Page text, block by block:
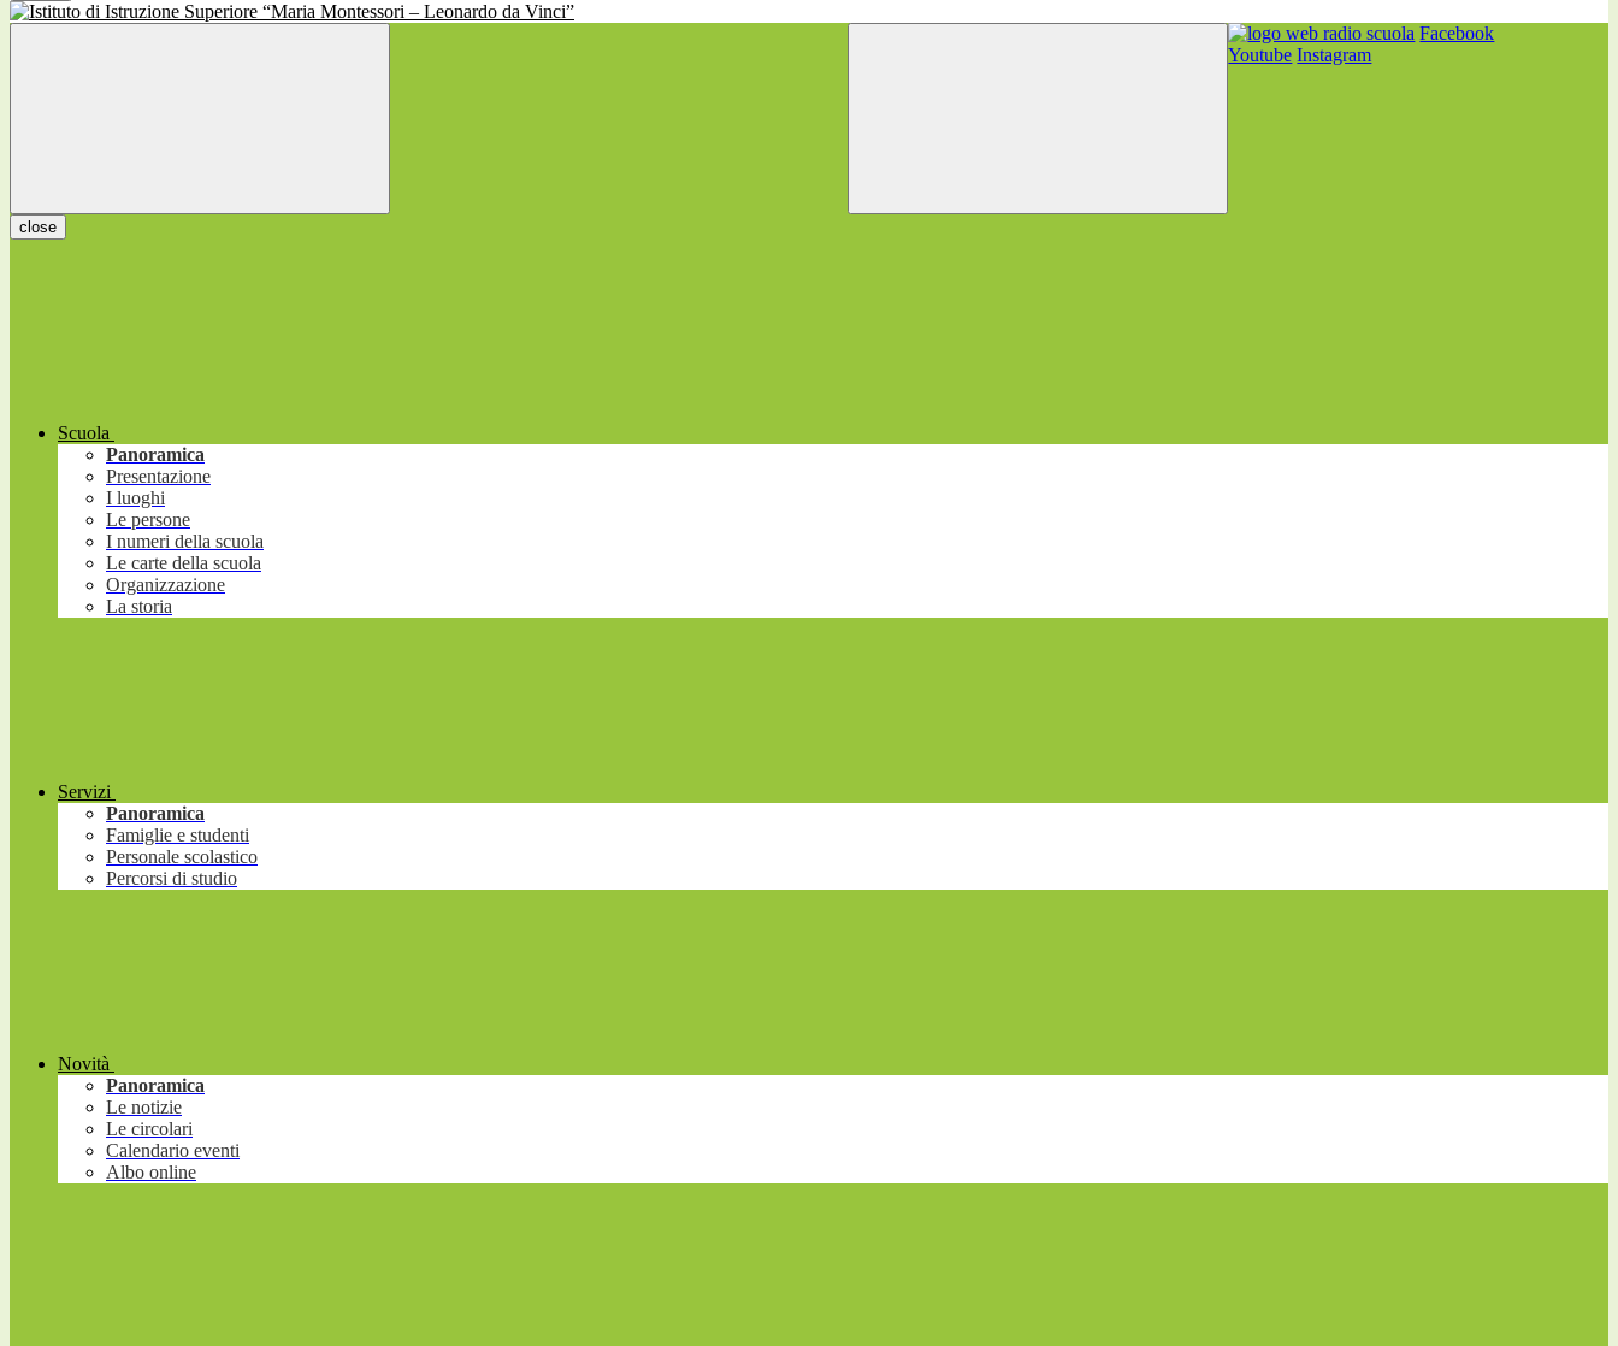
Facebook
Youtube Instagram
close
Scuola
Panoramica
Presentazione
I luoghi
Le persone
I numeri della scuola
Le carte della scuola
Organizzazione
La storia
Servizi
Panoramica
Famiglie e studenti
Personale scolastico
Percorsi di studio
Novità
Panoramica
Le notizie
Le circolari
Calendario eventi
Albo online